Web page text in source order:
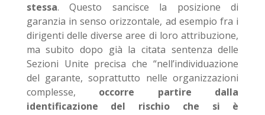
stessa. Questo sancisce la posizione di
garanzia in senso orizzontale, ad esempio fra i
dirigenti delle diverse aree di loro attribuzione,
ma subito dopo già la citata sentenza delle
Sezioni Unite precisa che “nell’individuazione
del garante, soprattutto nelle organizzazioni
complesse, occorre partire dalla
identificazione del rischio che si è